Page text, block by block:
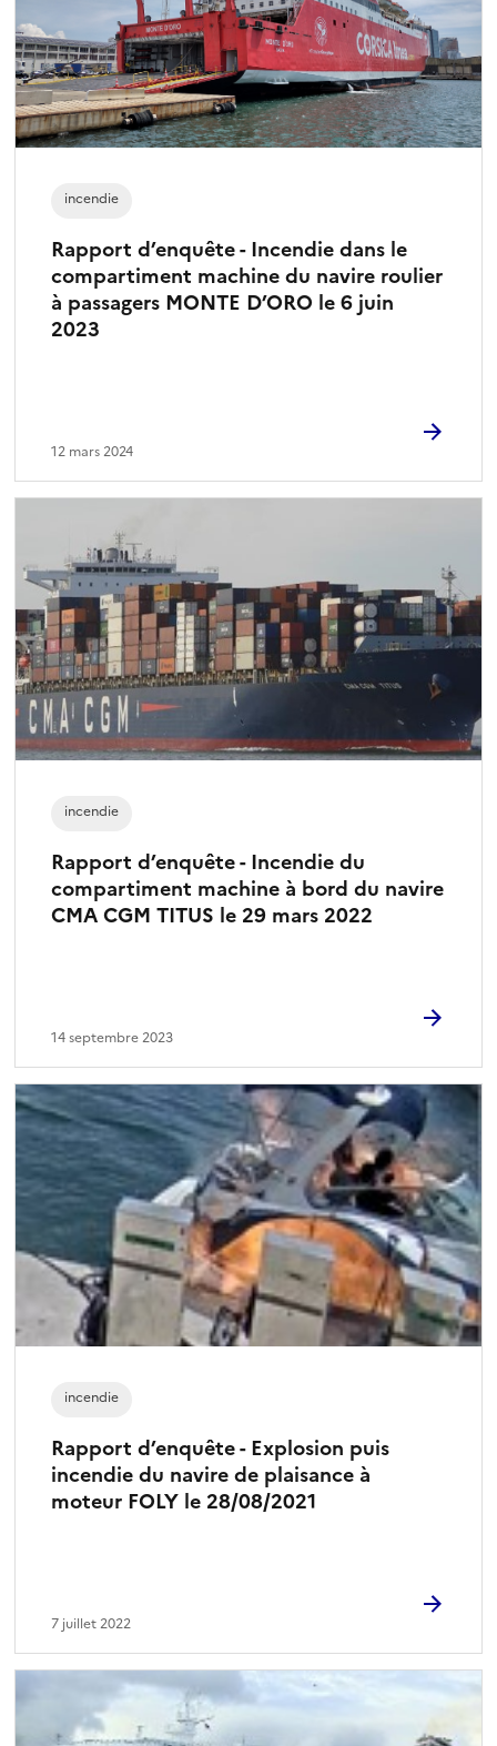
Rapport d’enquête - Incendie dans le
compartiment machine du navire roulier
à passagers MONTE D’ORO le 6 juin
2023
incendie
12 mars 2024
Rapport d’enquête - Incendie du
compartiment machine à bord du navire
CMA CGM TITUS le 29 mars 2022
incendie
14 septembre 2023
Rapport d’enquête - Explosion puis
incendie du navire de plaisance à
moteur FOLY le 28/08/2021
incendie
7 juillet 2022